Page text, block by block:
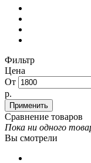
Фильтр
Цена
От
р.
Сравнение товаров
Пока ни одного
Вы смотрели